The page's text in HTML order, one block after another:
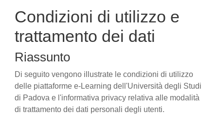
Condizioni di utilizzo e
trattamento dei dati
Riassunto
Di seguito vengono illustrate le condizioni di utilizzo
delle piattaforme e-Learning dell'Università degli Studi
di Padova e l'informativa privacy relativa alle modalità
di trattamento dei dati personali degli utenti.